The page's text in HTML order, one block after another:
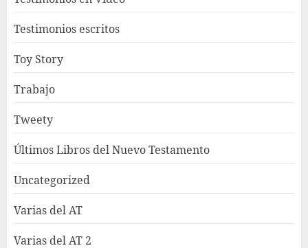
Testimonios escritos
Toy Story
Trabajo
Tweety
Últimos Libros del Nuevo Testamento
Uncategorized
Varias del AT
Varias del AT 2